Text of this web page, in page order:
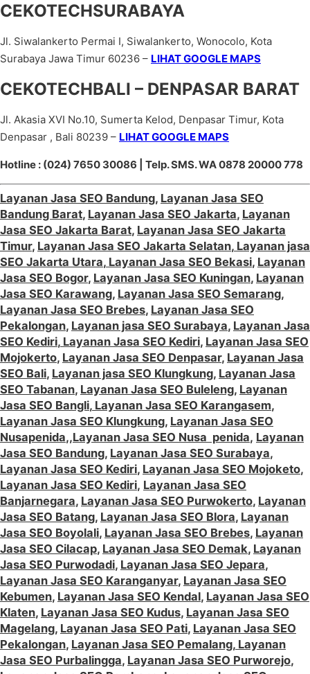
CEKOTECHSURABAYA
Jl. Siwalankerto Permai I, Siwalankerto, Wonocolo, Kota
Surabaya Jawa Timur 60236 – LIHAT GOOGLE MAPS
CEKOTECHBALI – DENPASAR BARAT
Jl. Akasia XVI No.10, Sumerta Kelod, Denpasar Timur, Kota
Denpasar , Bali 80239 – LIHAT GOOGLE MAPS
Hotline : (024) 7650 30086 | Telp. SMS. WA 0878 20000 778
Layanan Jasa SEO Bandung, Layanan Jasa SEO
Bandung Barat, Layanan Jasa SEO Jakarta, Layanan
Jasa SEO Jakarta Barat, Layanan Jasa SEO Jakarta
Timur, Layanan Jasa SEO Jakarta Selatan, Layanan jasa
SEO Jakarta Utara, Layanan Jasa SEO Bekasi, Layanan
Jasa SEO Bogor, Layanan Jasa SEO Kuningan, Layanan
Jasa SEO Karawang, Layanan Jasa SEO Semarang,
Layanan Jasa SEO Brebes, Layanan Jasa SEO
Pekalongan, Layanan jasa SEO Surabaya, Layanan Jasa
SEO Kediri, Layanan Jasa SEO Kediri, Layanan Jasa SEO
Mojokerto, Layanan Jasa SEO Denpasar, Layanan Jasa
SEO Bali, Layanan jasa SEO Klungkung, Layanan Jasa
SEO Tabanan, Layanan Jasa SEO Buleleng, Layanan
Jasa SEO Bangli, Layanan Jasa SEO Karangasem,
Layanan Jasa SEO Klungkung, Layanan Jasa SEO
Nusapenida,,Layanan Jasa SEO Nusa penida, Layanan
Jasa SEO Bandung, Layanan Jasa SEO Surabaya,
Layanan Jasa SEO Kediri, Layanan Jasa SEO Mojoketo,
Layanan Jasa SEO Kediri, Layanan Jasa SEO
Banjarnegara, Layanan Jasa SEO Purwokerto, Layanan
Jasa SEO Batang, Layanan Jasa SEO Blora, Layanan
Jasa SEO Boyolali, Layanan Jasa SEO Brebes, Layanan
Jasa SEO Cilacap, Layanan Jasa SEO Demak, Layanan
Jasa SEO Purwodadi, Layanan Jasa SEO Jepara,
Layanan Jasa SEO Karanganyar, Layanan Jasa SEO
Kebumen, Layanan Jasa SEO Kendal, Layanan Jasa SEO
Klaten, Layanan Jasa SEO Kudus, Layanan Jasa SEO
Magelang, Layanan Jasa SEO Pati, Layanan Jasa SEO
Pekalongan, Layanan Jasa SEO Pemalang, Layanan
Jasa SEO Purbalingga, Layanan Jasa SEO Purworejo,